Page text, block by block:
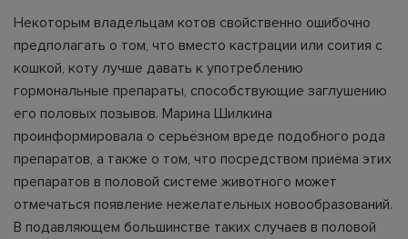
Некоторым владельцам котов свойственно ошибочно
предполагать о том, что вместо кастрации или соития с
кошкой, коту лучше давать к употреблению
гормональные препараты, способствующие заглушению
его половых позывов. Марина Шилкина
проинформировала о серьёзном вреде подобного рода
препаратов, а также о том, что посредством приёма этих
препаратов в половой системе животного может
отмечаться появление нежелательных новообразований.
В подавляющем большинстве таких случаев в половой